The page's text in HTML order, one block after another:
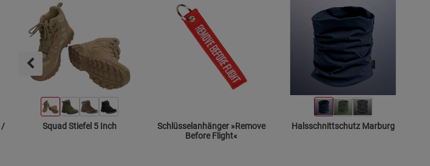
/ Squad Stiefel 5 Inch
Schlüsselanhänger »Remove
Before Flight«
Halsschnittschutz Marburg